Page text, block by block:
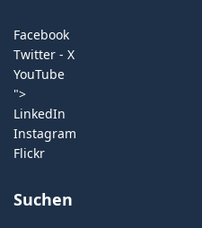
Facebook
Twitter - X
YouTube
">
LinkedIn
Instagram
Flickr
Suchen